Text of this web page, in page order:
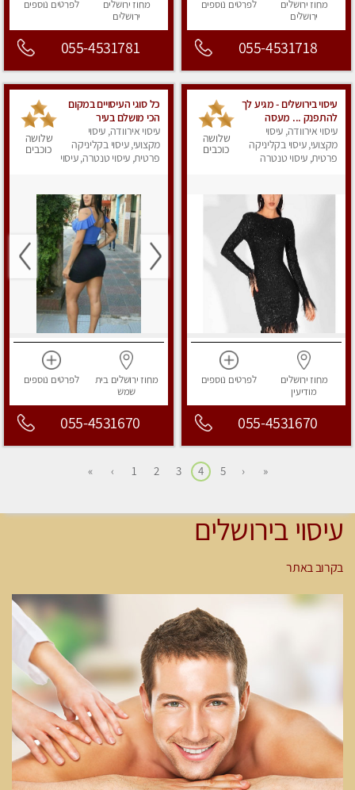
מחוז ירושלים
ירושלים
לפרטים נוספים
055-4531718
מחוז ירושלים
ירושלים
לפרטים נוספים
055-4531781
עיסוי בירושלים - מגיע לך
להתפנק ... מעסה
מקצועית איכותית
ומפנקת במיוחד
בירושלים
עיסוי אירוודה, עיסוי
מקצועי, עיסוי בקליניקה
פרטית, עיסוי טנטרה
שלושה
כוכבים
מחוז ירושלים
מודיעין
לפרטים נוספים
055-4531670
כל סוגי העיסויים במקום
הכי מושלם בעיר
בירושלים
עיסוי אירוודה, עיסוי
מקצועי, עיסוי בקליניקה
פרטית, עיסוי טנטרה, עיסוי
שלושה
כוכבים
מחוז ירושלים בית
שמש
לפרטים נוספים
055-4531670
«
‹
5
4
3
2
1
›
»
עיסוי בירושלים
בקרוב באתר